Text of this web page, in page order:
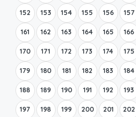
152 153 154 155 156 157
161 162 163 164 165 166
170 171 172 173 174 175
179 180 181 182 183 184
188 189 190 191 192 193
197 198 199 200 201 202